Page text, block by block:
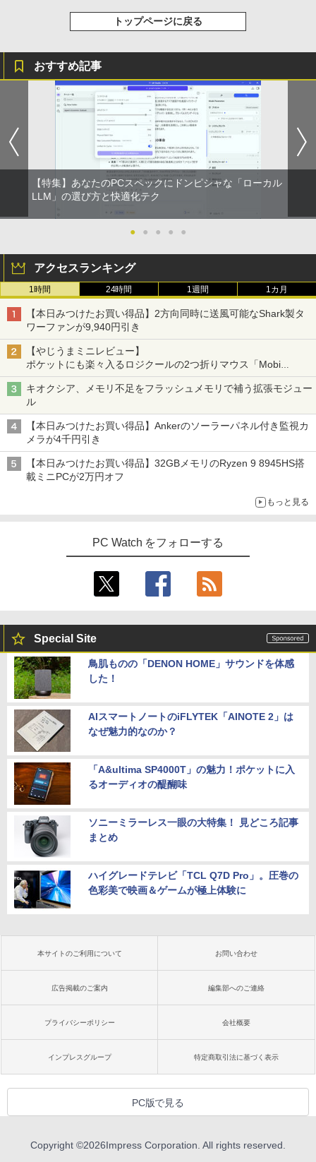
￥14,500
791 27インチ アイケアモニター Full HD/
IPS/HDMI/DP/ブルーライト軽減プラス/
フリッカーフリー/ティルト機能/27型 PC
モニター
￥16,621
Yoothi 互換品 液晶 16.0インチ LGエレ
クトロニクス LG gram 16Z90Q 16Z90Q
J 16Z90Q-KA78J1 16Z90Q-AA79J1 対
液晶パネル
￥16,700
￥2,310
[ パトリック・ハーラン ]
￥3,300
軽量 ブルートゥースHi-Fi 最大36時間再生 ぶ
るーとゅーす コードレス ENCノイズキャン
セリング 自動ペアリング Type-C充電 マイク
￥1,964
Xiaomi シャオミ REDMI Buds 8 Lite ワイヤ
レスイヤホン Bluetooth 5.4 ノイズキャンセ
リング ANC 36時間再生
￥2,980
￥250
￥250
ベルレス 650mlPET×24本
by Amazon 炭酸水 ラベルレス 500ml ×24本
強炭酸水 ペットボトル 500ミリリットル (Sm
art Basic)
￥1,625
￥810
クスDIGITAL)
￥594
トップページに戻る
おすすめ記事
【特集】あなたのPCスペックにドンピシャな「ローカル
LLM」の選び方と快適化テク
● ● ● ● ●
アクセスランキング
1時間 24時間 1週間 1カ月
【本日みつけたお買い得品】2方向同時に送風可能なShark製タ
ワーファンが9,940円引き
【やじうまミニレビュー】
ポケットにも楽々入るロジクールの2つ折りマウス「Mobi
Fold」。その気になるギミックとは？
キオクシア、メモリ不足をフラッシュメモリで補う拡張モジュー
ル
【本日みつけたお買い得品】Ankerのソーラーパネル付き監視カ
メラが4千円引き
【本日みつけたお買い得品】32GBメモリのRyzen 9 8945HS搭
載ミニPCが2万円オフ
もっと見る
PC Watch をフォローする
Special Site
鳥肌ものの「DENON HOME」サウンドを体感
した！
AIスマートノートのiFLYTEK「AINOTE 2」は
なぜ魅力的なのか？
「A&ultima SP4000T」の魅力！ポケットに入
るオーディオの醍醐味
ソニーミラーレス一眼の大特集！ 見どころ記事
まとめ
ハイグレードテレビ「TCL Q7D Pro」。圧巻の
色彩美で映画＆ゲームが極上体験に
本サイトのご利用について お問い合わせ
広告掲載のご案内 編集部へのご連絡
プライバシーポリシー 会社概要
インプレスグループ 特定商取引法に基づく表示
PC版で見る
Copyright ©2026Impress Corporation. All rights reserved.